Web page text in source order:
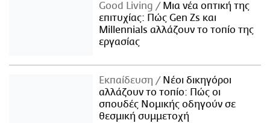
Good Living
Μια νέα οπτική της
επιτυχίας: Πώς Gen Zs και
Millennials αλλάζουν το τοπίο της
εργασίας
Εκπαίδευση
Νέοι δικηγόροι
αλλάζουν το τοπίο: Πώς οι
σπουδές Νομικής οδηγούν σε
θεσμική συμμετοχή